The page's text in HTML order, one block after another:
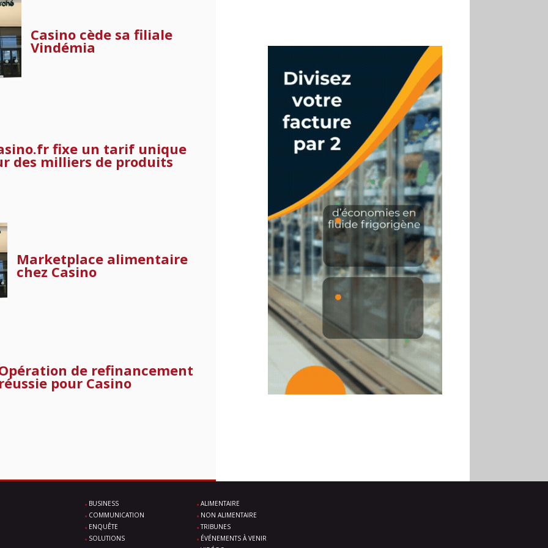
Casino cède sa filiale
Vindémia
fixe un tarif unique
des milliers de produits
Marketplace alimentaire
chez Casino
de refinancement
pour Casino
réduire sa consommation
01.07
Aldi Studio lance sa
première collection capsule
inspirée de ses codes
visuels
01.07
Cafom annonce
des résultats semestriels en
hausse, portés par le e-
commerce
30.06
La Sportiva affiche
une croissance solide en
2025
Marie Cheval
réélue présidente de la Fact
30.06
Canicule : les
soldes d’été prolongés
BUSINESS
COMMUNICATION
ENQUÊTE
SOLUTIONS
ALIMENTAIRE
NON ALIMENTAIRE
TRIBUNES
ÉVÉNEMENTS À VENIR